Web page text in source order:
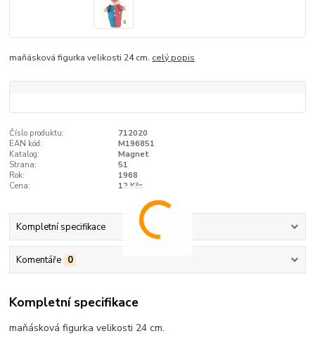
maňásková figurka velikosti 24 cm. celý popis
Číslo produktu:
712020
EAN kód:
M196851
Katalog:
Magnet
Strana:
51
Rok:
1968
Cena:
12 Kčs
Kompletní specifikace
Komentáře 0
Kompletní specifikace
maňásková figurka velikosti 24 cm.